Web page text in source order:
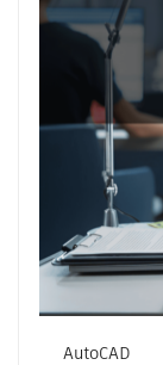
AutoCAD